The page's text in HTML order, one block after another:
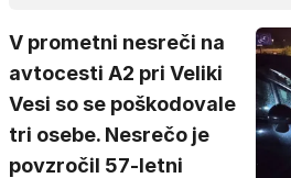
V prometni nesreči na
avtocesti A2 pri Veliki
Vesi so se poškodovale
tri osebe. Nesrečo je
povzročil 57-letni